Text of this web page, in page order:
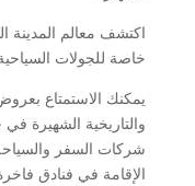
اكتشف معالم المدينة
خاصة للجولات
يمكنك الاستمتاع
والتاريخية الشهيرة
شركات السفر
الإقامة في فنادق